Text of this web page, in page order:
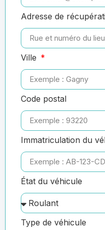
Adresse de
Ville
Code postal
Immatriculation du
État du véhicule
Type de véhicule